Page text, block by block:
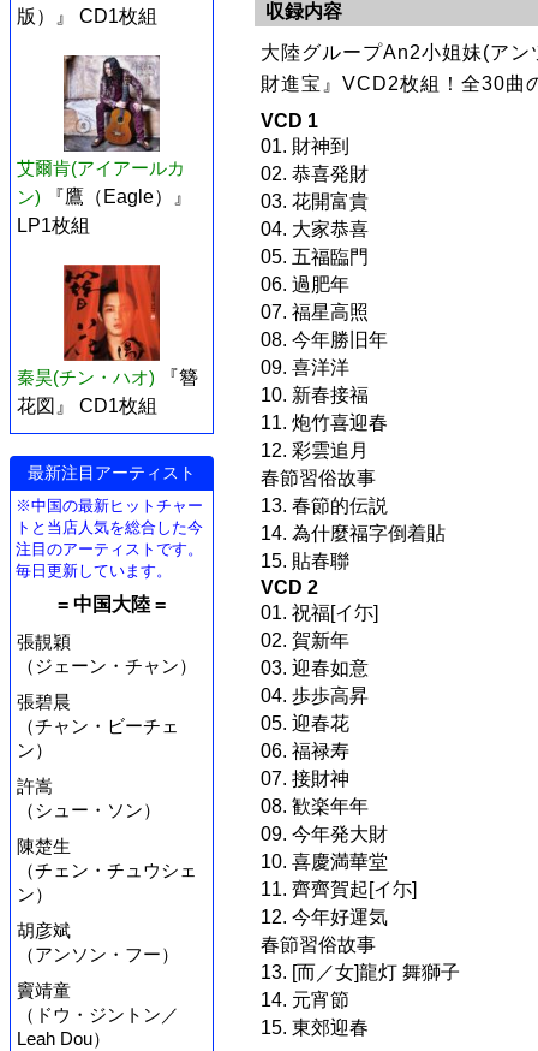
版）』 CD1枚組
艾爾肯(アイアールカ
ン)
『鷹（Eagle）』
LP1枚組
秦昊(チン・ハオ)
『簪
花図』 CD1枚組
最新注目アーティスト
※中国の最新ヒットチャー
トと当店人気を総合した今
注目のアーティストです。
毎日更新しています。
= 中国大陸 =
張靚穎
（ジェーン・チャン）
張碧晨
（チャン・ビーチェ
ン）
許嵩
（シュー・ソン）
陳楚生
（チェン・チュウシェ
ン）
胡彦斌
（アンソン・フー）
竇靖童
（ドウ・ジントン／
Leah Dou）
収録内容
大陸グループAn2小姐妹(ア
財進宝』VCD2枚組！全30曲
VCD 1
01. 財神到
02. 恭喜発財
03. 花開富貴
04. 大家恭喜
05. 五福臨門
06. 過肥年
07. 福星高照
08. 今年勝旧年
09. 喜洋洋
10. 新春接福
11. 炮竹喜迎春
12. 彩雲追月
春節習俗故事
13. 春節的伝説
14. 為什麼福字倒着貼
15. 貼春聯
VCD 2
01. 祝福[イ尓]
02. 賀新年
03. 迎春如意
04. 歩歩高昇
05. 迎春花
06. 福禄寿
07. 接財神
08. 歓楽年年
09. 今年発大財
10. 喜慶満華堂
11. 齊齊賀起[イ尓]
12. 今年好運気
春節習俗故事
13. [而／女]龍灯 舞獅子
14. 元宵節
15. 東郊迎春